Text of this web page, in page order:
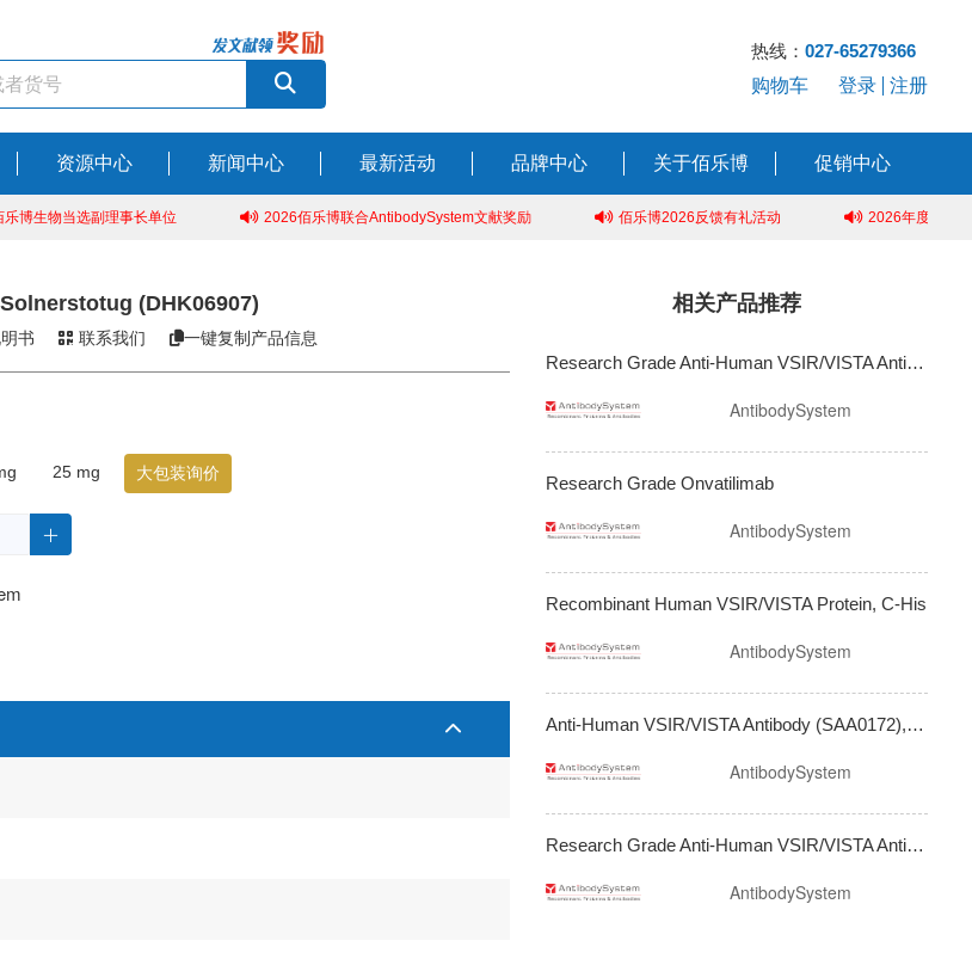
热线： 027-65279366
购物车
登录 注册
资源中心 新闻中心 最新活动 品牌中心 关于佰乐博 促销中心
生物当选副理事长单位 2026佰乐博联合AntibodySystem文献奖励 佰乐博2026反馈有礼活动 2026年度人才招聘
(DHK06907)
书 联系我们 一键复制产品信息
25 mg 大包装询价
相关产品推荐
Research Grade Anti-Human VSIR/VISTA Antibody (SG7)
AntibodySystem
Research Grade Onvatilimab
AntibodySystem
Recombinant Human VSIR/VISTA Protein, C-His
AntibodySystem
Anti-Human VSIR/VISTA Antibody (SAA0172), FITC
AntibodySystem
Research Grade Anti-Human VSIR/VISTA Antibody (CI-8993)
AntibodySystem